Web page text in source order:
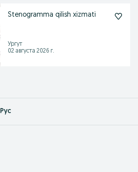
Stenogramma qilish xizmati
Ургут
02 августа 2026 г.
Рус